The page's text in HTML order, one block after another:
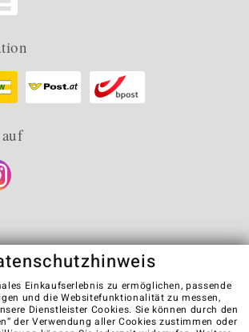
Datenschutz Cookies
Impressum
Vertrag widerrufen
Einkaufserlebnis zu ermöglichen, passende
und die Websitefunktionalität zu messen,
Dienstleister Cookies. Sie können durch den
der Verwendung aller Cookies zustimmen oder